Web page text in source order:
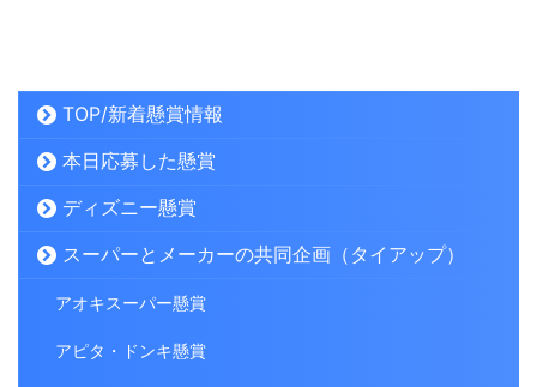
TOP/新着懸賞情報
本日応募した懸賞
ディズニー懸賞
スーパーとメーカーの共同企画（タイアップ）
アオキスーパー懸賞
アピタ・ドンキ懸賞